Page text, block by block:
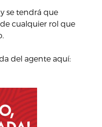
se tendrá que
cualquier rol que
del agente aquí: